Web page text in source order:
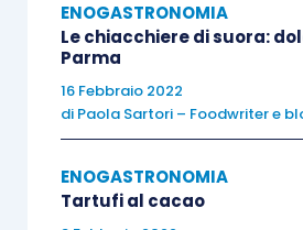
Aggiungete i pinoli e
Arrotolate la pasta e
restante uovo.
Disponete lo
Fate cuocere in
preriscaldato a 180° per
ENOGASTRONOMIA
Le chiacchiere di suora:
Parma
16 Febbraio 2022
di Paola Sartori – Foodwriter e
ENOGASTRONOMIA
Tartufi al cacao